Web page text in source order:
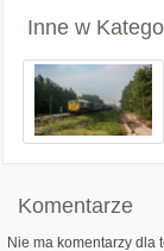
Inne w
Komentarze
Nie ma komentarzy dla